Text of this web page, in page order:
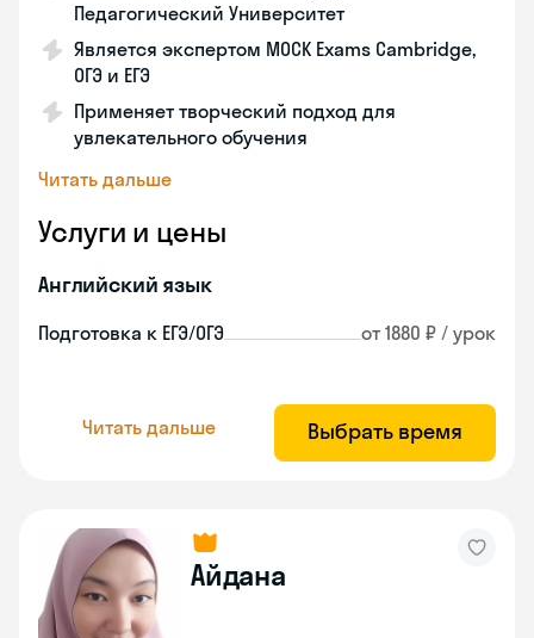
Педагогический Университет
Является экспертом MOCK Exams Cambridge,
ОГЭ и ЕГЭ
Применяет творческий подход для
увлекательного обучения
Читать дальше
Услуги и цены
Английский язык
Подготовка к ЕГЭ/ОГЭ от 1880 ₽ / урок
Читать дальше Выбрать время
Айдана